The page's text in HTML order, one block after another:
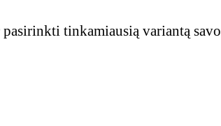
tinkamiausią variantą savo